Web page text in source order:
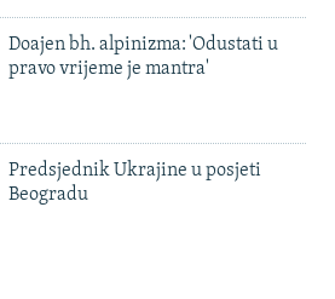
Doajen bh. alpinizma: 'Odustati u
pravo vrijeme je mantra'
Predsjednik Ukrajine u posjeti
Beogradu